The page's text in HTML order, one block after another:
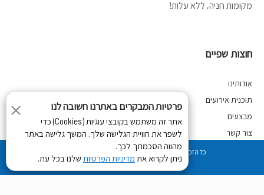
מקומות חניה, ללא עלות!
חוצות שפיים
אודותינו
תוכנית אירועים
מבצעים
צור קשר
כל הזכויות שמורות לחוצות שפיים 2018
Developed byDigiproduct ltd
פרטיות המבקרים באתרנו חשובה לנו
אתר זה משתמש בקובצי עוגיות (Cookies) כדי
לשפר את חוויית הגלישה שלך. המשך גלישה באתר
מהווה הסכמתך לכך.
ניתן לקרוא את מדיניות הפרטיות שלנו בכל עת.